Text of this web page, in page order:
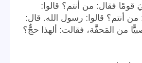
قومًا فقال: من أنتم؟ قالوا:
من أنتم؟ قالوا: رسول الله. قال:
من المَحفَّة، فقالت: ألهذا حجٌّ؟